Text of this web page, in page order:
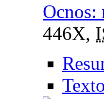
Ocnos:
446X,